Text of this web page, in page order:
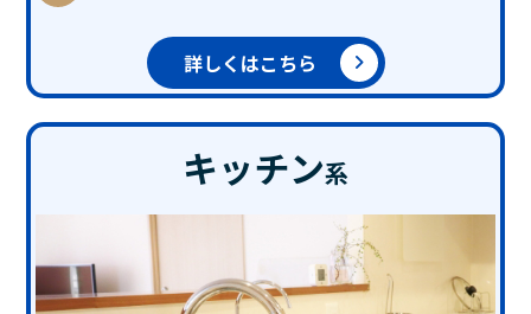
詳しくはこちら
キッチン系